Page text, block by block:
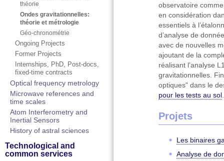
théorie
Ondes gravitationnelles:
théorie et métrologie
Géo-chronométrie
Ongoing Projects
Former Projects
Internships, PhD, Post-docs,
fixed-time contracts
Optical frequency metrology
Microwave references and
time scales
Atom Interferometry and
Inertial Sensors
History of astral sciences
Technological and
common services
observatoire
en considération
essentiels à
d’analyse de
avec de nouvelles
ajoutant de la
réalisant l’analyse
gravitationnelles.
optiques" dans le
pour les tests au sol
Projets
Les binaires
Analyse de